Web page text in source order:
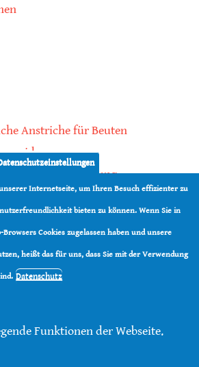
Anstriche für Beuten
Honigbienen-Haltung
ist Vertrauenssache
Internetseite, um Ihren Besuch effizienter zu
bieten zu können. Wenn Sie in
Cookies zugelassen haben und unsere
heißt das für uns, dass Sie mit der Verwendung
Datenschutz
Funktionen der Webseite.